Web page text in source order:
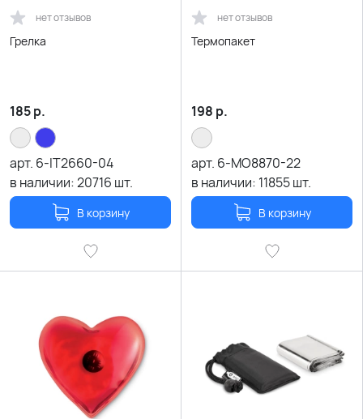
нет отзывов
Грелка
185р.
арт. 6-IT2660-04
в наличии:20716 шт.
В корзину
нет отзывов
Термопакет
198 р.
арт. 6-MO8870-22
в наличии: 11855шт.
В корзину